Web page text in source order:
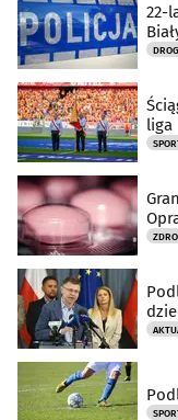
22-
liga